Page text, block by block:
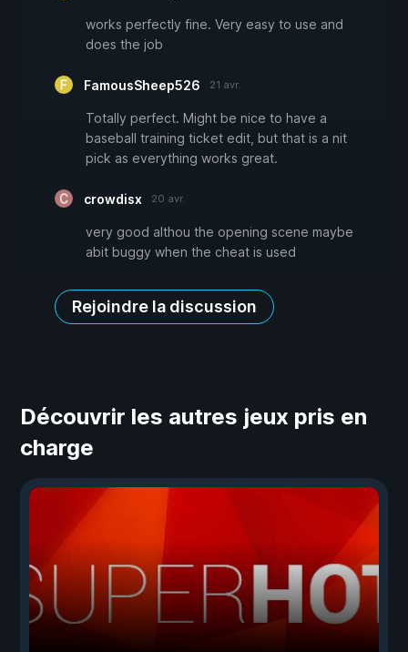
works perfectly fine. Very easy to use and
does the job
FamousSheep526 21 avr.
Totally perfect. Might be nice to have a
baseball training ticket edit, but that is a nit
pick as everything works great.
crowdisx 20 avr.
very good althou the opening scene maybe
abit buggy when the cheat is used
Rejoindre la discussion
Découvrir les autres jeux pris en
charge